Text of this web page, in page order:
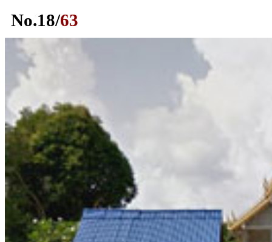
No.18/63